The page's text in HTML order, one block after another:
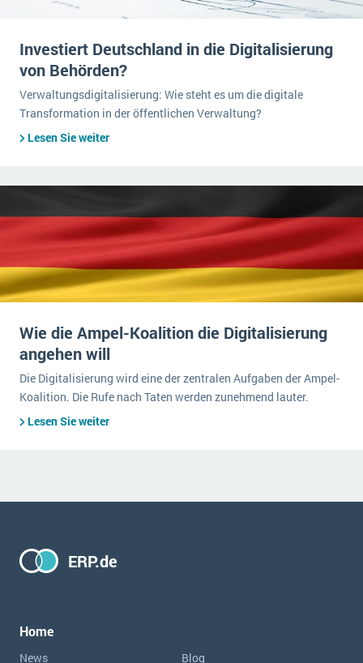
Investiert Deutschland in die Digitalisierung
von Behörden?
Verwaltungsdigitalisierung: Wie steht es um die digitale
Transformation in der öffentlichen Verwaltung?
Lesen Sie weiter
Wie die Ampel-Koalition die Digitalisierung
angehen will
Die Digitalisierung wird eine der zentralen Aufgaben der Ampel-
Koalition. Die Rufe nach Taten werden zunehmend lauter.
Lesen Sie weiter
ERP.de
Home
News
Blog